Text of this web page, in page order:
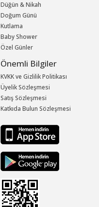
Düğün & Nikah
Doğum Günü
Kutlama
Baby Shower
Özel Günler
Önemli Bilgiler
KVKK ve Gizlilik Politikası
Üyelik Sözleşmesi
Satış Sözleşmesi
Katkıda Bulun Sözleşmesi